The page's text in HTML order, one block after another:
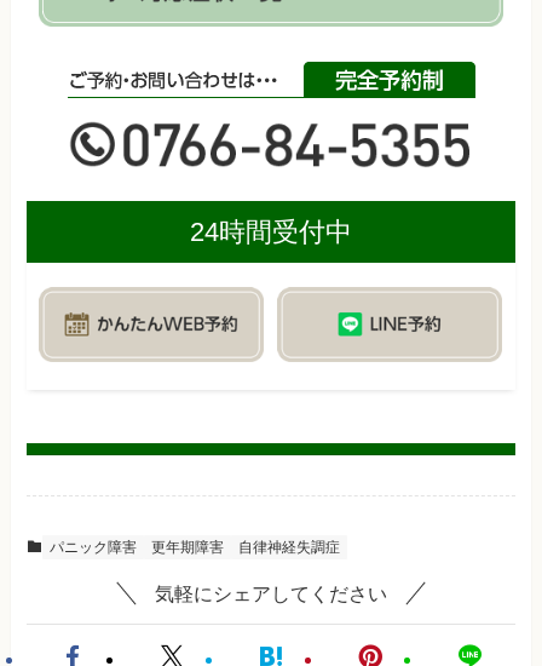
24時間受付中
パニック障害 更年期障害 自律神経失調症
気軽にシェアしてください